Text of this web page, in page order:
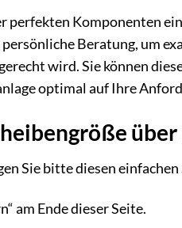
perfekten Komponenten
Beratung, um
wird. Sie können
optimal auf Ihre
Sie bitte diesen
am Ende dieser Seite.